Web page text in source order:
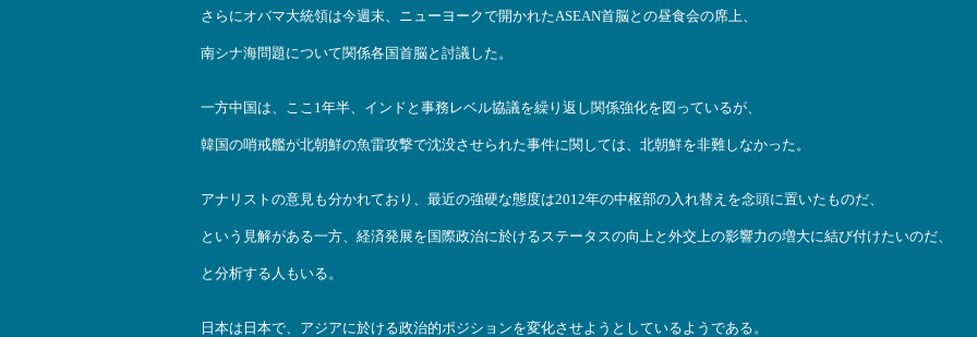
さらにオバマ大統領は今週末、ニューヨークで開かれたASEAN首脳との昼食会の席上、
南シナ海問題について関係各国首脳と討議した。
一方中国は、ここ1年半、インドと事務レベル協議を繰り返し関係強化を図っているが、
韓国の哨戒艦が北朝鮮の魚雷攻撃で沈没させられた事件に関しては、北朝鮮を非難しなかった。
アナリストの意見も分かれており、最近の強硬な態度は2012年の中枢部の入れ替えを念頭に置いたものだ、
という見解がある一方、経済発展を国際政治に於けるステータスの向上と外交上の影響力の増大に結び付けたいのだ、
と分析する人もいる。
日本は日本で、アジアに於ける政治的ポジションを変化させようとしているようである。